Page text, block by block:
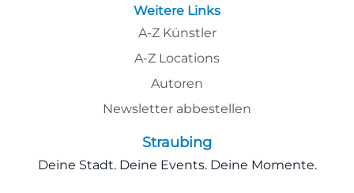
Weitere Links
A-Z Künstler
A-Z Locations
Autoren
Newsletter abbestellen
Straubing
Deine Stadt. Deine Events. Deine Momente.